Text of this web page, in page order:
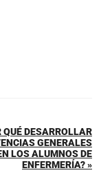
QUÉ DESARROLLAR
GENERALES
LOS ALUMNOS DE
ENFERMERÍA? »